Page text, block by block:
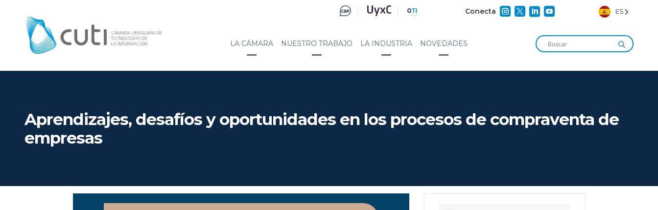
Conecta     ES
LA CÁMARA NUESTRO TRABAJO LA INDUSTRIA NOVEDADES
Aprendizajes, desafíos y oportunidades en los procesos de compraventa de
empresas